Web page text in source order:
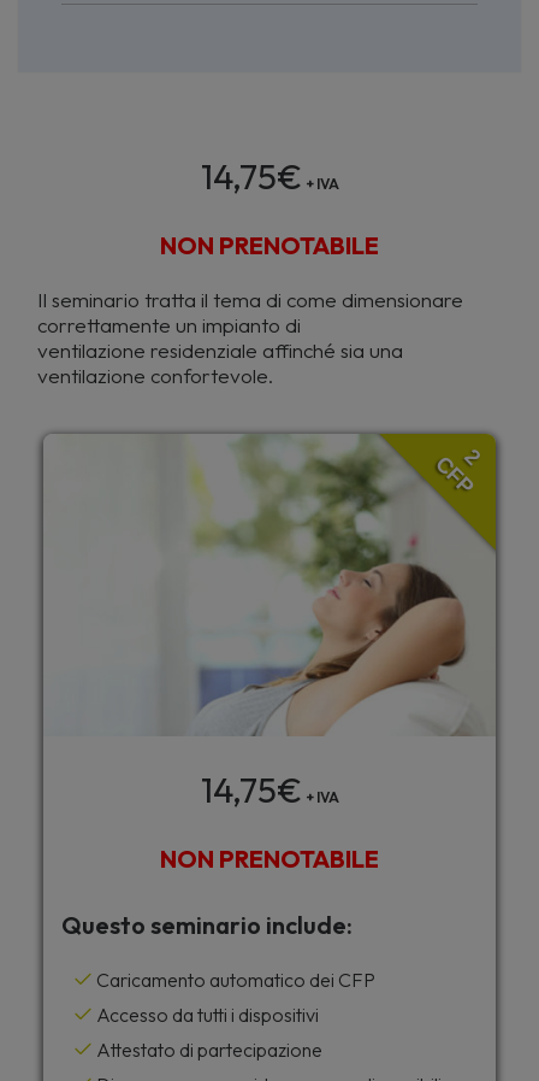
14,75€ + IVA
NON PRENOTABILE
Il seminario tratta il tema di come dimensionare
correttamente un impianto di
ventilazione residenziale affinché sia una
ventilazione confortevole.
2
CFP
14,75€ + IVA
NON PRENOTABILE
Questo seminario include:
Caricamento automatico dei CFP
Accesso da tutti i dispositivi
Attestato di partecipazione